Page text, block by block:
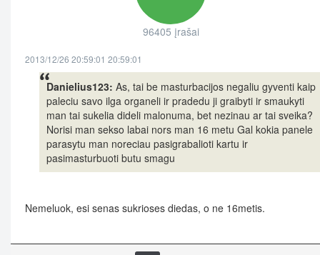
96405 įrašai
2013/12/26 20:59:01 20:59:01
Danielius123: As, tai be masturbacijos negaliu gyventi kaip
paleciu savo ilga organeli ir pradedu ji graibyti ir smaukyti
man tai sukelia dideli malonuma, bet nezinau ar tai sveika?
Norisi man sekso labai nors man 16 metu Gal kokia panele
parasytu man noreciau pasigrabalioti kartu ir
pasimasturbuoti butu smagu
Nemeluok, esi senas sukrioses diedas, o ne 16metis.